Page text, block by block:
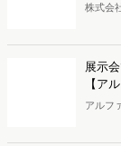
株式会
と、
ました
展示
【ア
アルフ
画・
調査を